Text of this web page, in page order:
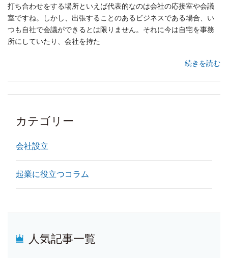
打ち合わせをする場所といえば代表的なのは会社の応接室や会議
室ですね。しかし、出張することのあるビジネスである場合、い
つも自社で会議ができるとは限りません。それに今は自宅を事務
所にしていたり、会社を持た
続きを読む
カテゴリー
会社設立
起業に役立つコラム
人気記事一覧